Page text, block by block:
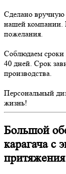
Сделано вручную
нашей компании.
пожелания.
Соблюдаем сроки
40 дней. Срок
производства.
Персональный
жизнь!
Большой
карагача с